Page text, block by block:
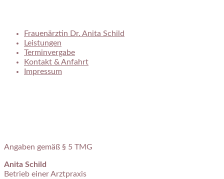
Frauenärztin Dr. Anita Schild
Leistungen
Terminvergabe
Kontakt & Anfahrt
Impressum
Angaben gemäß § 5 TMG
Anita Schild
Betrieb einer Arztpraxis